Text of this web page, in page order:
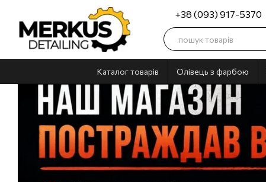
Перейти до основного контенту +38 (093) 917-5370
Каталог товарів Олівець з фарбою